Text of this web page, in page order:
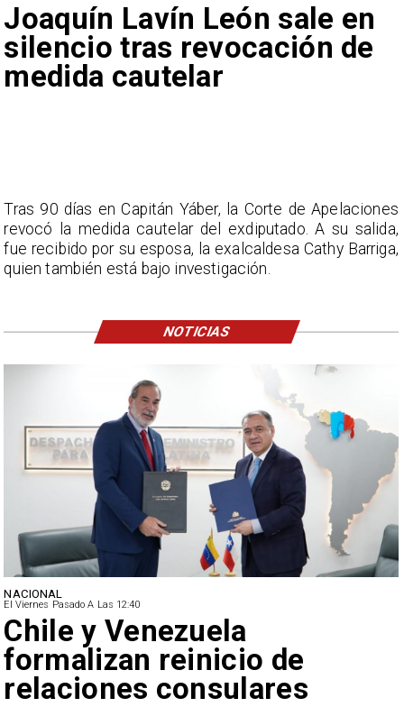
NACIONAL
El Viernes Pasado A Las 12:40
Feriantes rechazan dichos
de Camila Flores sobre
Fabiola Campillai
Joaquín Lavín León sale en
silencio tras revocación de
medida cautelar
Tras 90 días en Capitán Yáber, la Corte de Apelaciones
revocó la medida cautelar del exdiputado. A su salida,
fue recibido por su esposa, la exalcaldesa Cathy Barriga,
quien también está bajo investigación.
NOTICIAS